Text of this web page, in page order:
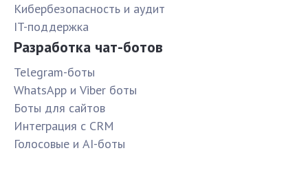
Кибербезопасность и аудит
IT-поддержка
Разработка чат-ботов
Telegram-боты
WhatsApp и Viber боты
Боты для сайтов
Интеграция с CRM
Голосовые и AI-боты